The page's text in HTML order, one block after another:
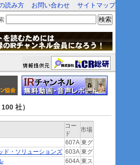
読み方 お問い合わせ サイトマップ
検索
社）
コー
ド
市場
607A 東グ
ド・ソリューションズ 603A 東グ
604A 東ス